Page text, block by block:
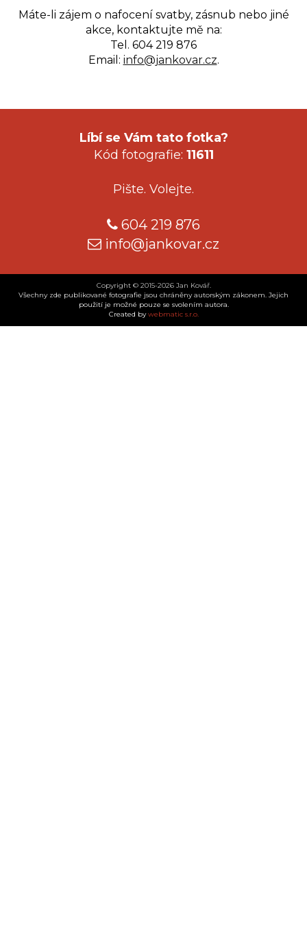
Máte-li zájem o nafocení svatby, zásnub nebo jiné
akce, kontaktujte mě na:
Tel. 604 219 876
Email: info@jankovar.cz.
Líbí se Vám tato fotka?
Kód fotografie: 11611
Pište. Volejte.
604 219 876
info@jankovar.cz
Copyright © 2015-2026 Jan Kovář.
Všechny zde publikované fotografie jsou chráněny autorským zákonem. Jejich
použití je možné pouze se svolením autora.
Created bywebmatic s.r.o.